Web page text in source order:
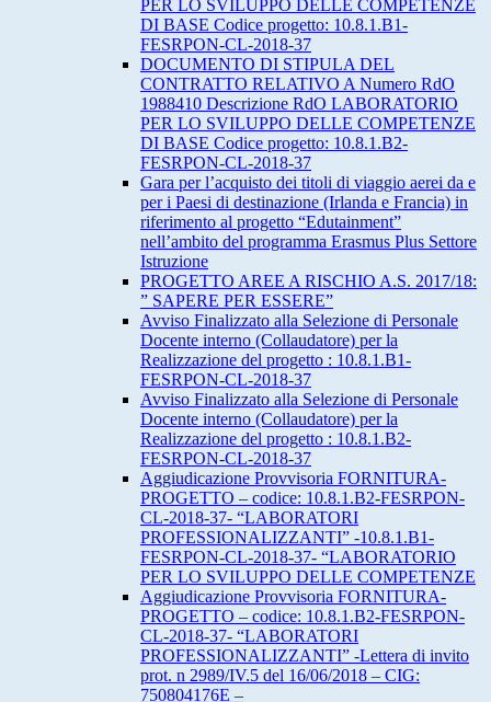
PER LO SVILUPPO DELLE COMPETENZE
DI BASE Codice progetto: 10.8.1.B1-
FESRPON-CL-2018-37
DOCUMENTO DI STIPULA DEL
CONTRATTO RELATIVO A Numero RdO
1988410 Descrizione RdO LABORATORIO
PER LO SVILUPPO DELLE COMPETENZE
DI BASE Codice progetto: 10.8.1.B2-
FESRPON-CL-2018-37
Gara per l’acquisto dei titoli di viaggio aerei da e
per i Paesi di destinazione (Irlanda e Francia) in
riferimento al progetto “Edutainment”
nell’ambito del programma Erasmus Plus Settore
Istruzione
PROGETTO AREE A RISCHIO A.S. 2017/18:
” SAPERE PER ESSERE”
Avviso Finalizzato alla Selezione di Personale
Docente interno (Collaudatore) per la
Realizzazione del progetto : 10.8.1.B1-
FESRPON-CL-2018-37
Avviso Finalizzato alla Selezione di Personale
Docente interno (Collaudatore) per la
Realizzazione del progetto : 10.8.1.B2-
FESRPON-CL-2018-37
Aggiudicazione Provvisoria FORNITURA-
PROGETTO – codice: 10.8.1.B2-FESRPON-
CL-2018-37- “LABORATORI
PROFESSIONALIZZANTI” -10.8.1.B1-
FESRPON-CL-2018-37- “LABORATORIO
PER LO SVILUPPO DELLE COMPETENZE
Aggiudicazione Provvisoria FORNITURA-
PROGETTO – codice: 10.8.1.B2-FESRPON-
CL-2018-37- “LABORATORI
PROFESSIONALIZZANTI” -Lettera di invito
prot. n 2989/IV.5 del 16/06/2018 – CIG:
750804176E –